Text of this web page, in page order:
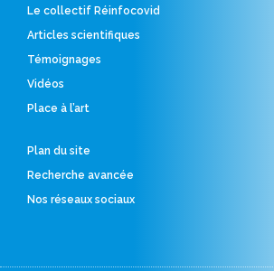
Le collectif Réinfocovid
Articles scientifiques
Témoignages
Vidéos
Place à l’art
Plan du site
Recherche avancée
Nos réseaux sociaux